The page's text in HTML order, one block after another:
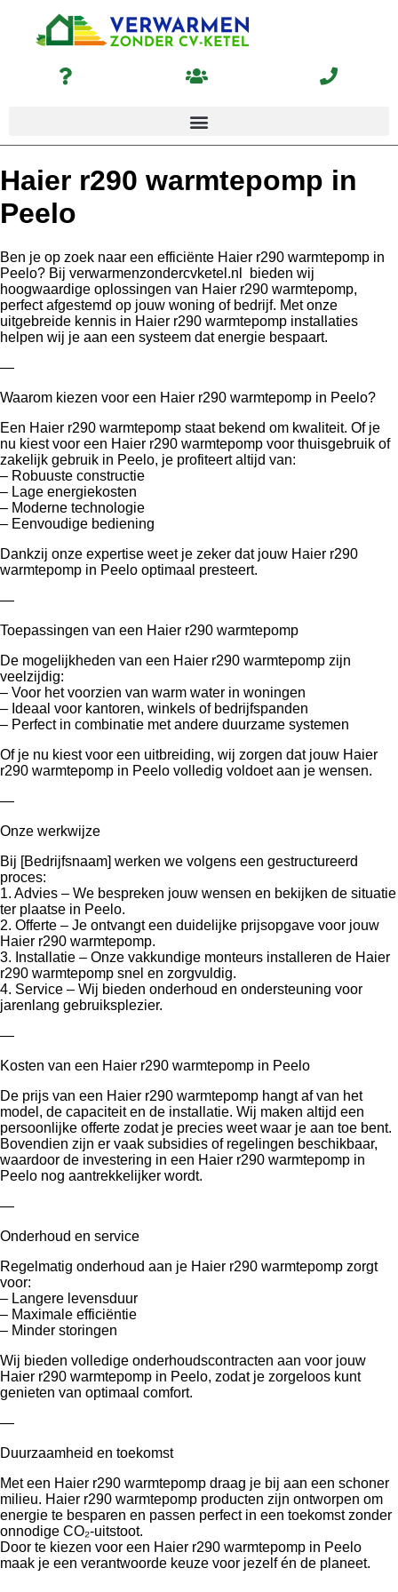
Haier r290 warmtepomp in
Peelo
Ben je op zoek naar een efficiënte Haier r290 warmtepomp in
Peelo? Bij verwarmenzondercvketel.nl bieden wij
hoogwaardige oplossingen van Haier r290 warmtepomp,
perfect afgestemd op jouw woning of bedrijf. Met onze
uitgebreide kennis in Haier r290 warmtepomp installaties
helpen wij je aan een systeem dat energie bespaart.
—
Waarom kiezen voor een Haier r290 warmtepomp in Peelo?
Een Haier r290 warmtepomp staat bekend om kwaliteit. Of je
nu kiest voor een Haier r290 warmtepomp voor thuisgebruik of
zakelijk gebruik in Peelo, je profiteert altijd van:
– Robuuste constructie
– Lage energiekosten
– Moderne technologie
– Eenvoudige bediening
Dankzij onze expertise weet je zeker dat jouw Haier r290
warmtepomp in Peelo optimaal presteert.
—
Toepassingen van een Haier r290 warmtepomp
De mogelijkheden van een Haier r290 warmtepomp zijn
veelzijdig:
– Voor het voorzien van warm water in woningen
– Ideaal voor kantoren, winkels of bedrijfspanden
– Perfect in combinatie met andere duurzame systemen
Of je nu kiest voor een uitbreiding, wij zorgen dat jouw Haier
r290 warmtepomp in Peelo volledig voldoet aan je wensen.
—
Onze werkwijze
Bij [Bedrijfsnaam] werken we volgens een gestructureerd
proces:
1. Advies – We bespreken jouw wensen en bekijken de situatie
ter plaatse in Peelo.
2. Offerte – Je ontvangt een duidelijke prijsopgave voor jouw
Haier r290 warmtepomp.
3. Installatie – Onze vakkundige monteurs installeren de Haier
r290 warmtepomp snel en zorgvuldig.
4. Service – Wij bieden onderhoud en ondersteuning voor
jarenlang gebruiksplezier.
—
Kosten van een Haier r290 warmtepomp in Peelo
De prijs van een Haier r290 warmtepomp hangt af van het
model, de capaciteit en de installatie. Wij maken altijd een
persoonlijke offerte zodat je precies weet waar je aan toe bent.
Bovendien zijn er vaak subsidies of regelingen beschikbaar,
waardoor de investering in een Haier r290 warmtepomp in
Peelo nog aantrekkelijker wordt.
—
Onderhoud en service
Regelmatig onderhoud aan je Haier r290 warmtepomp zorgt
voor:
– Langere levensduur
– Maximale efficiëntie
– Minder storingen
Wij bieden volledige onderhoudscontracten aan voor jouw
Haier r290 warmtepomp in Peelo, zodat je zorgeloos kunt
genieten van optimaal comfort.
—
Duurzaamheid en toekomst
Met een Haier r290 warmtepomp draag je bij aan een schoner
milieu. Haier r290 warmtepomp producten zijn ontworpen om
energie te besparen en passen perfect in een toekomst zonder
onnodige CO₂-uitstoot.
Door te kiezen voor een Haier r290 warmtepomp in Peelo
maak je een verantwoorde keuze voor jezelf én de planeet.